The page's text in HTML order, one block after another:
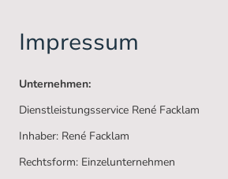
Impressum
Unternehmen:
Dienstleistungsservice René Facklam
Inhaber: René Facklam
Rechtsform: Einzelunternehmen